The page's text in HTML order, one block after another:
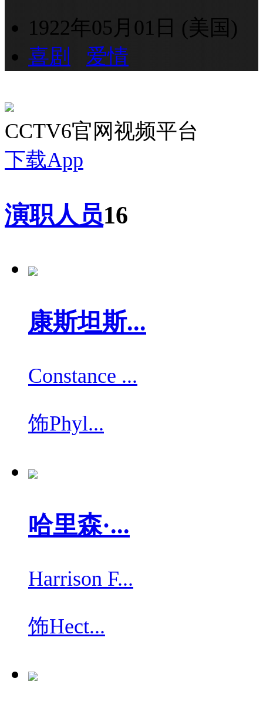
1922年05月01日 (美国)
喜剧
爱情
CCTV6官网视频平台
下载App
演职人员16
康斯坦斯...
Constance ...
饰Phyl...
哈里森·...
Harrison F...
饰Hect...